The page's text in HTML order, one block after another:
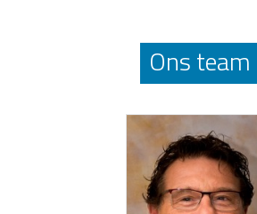
Ons team